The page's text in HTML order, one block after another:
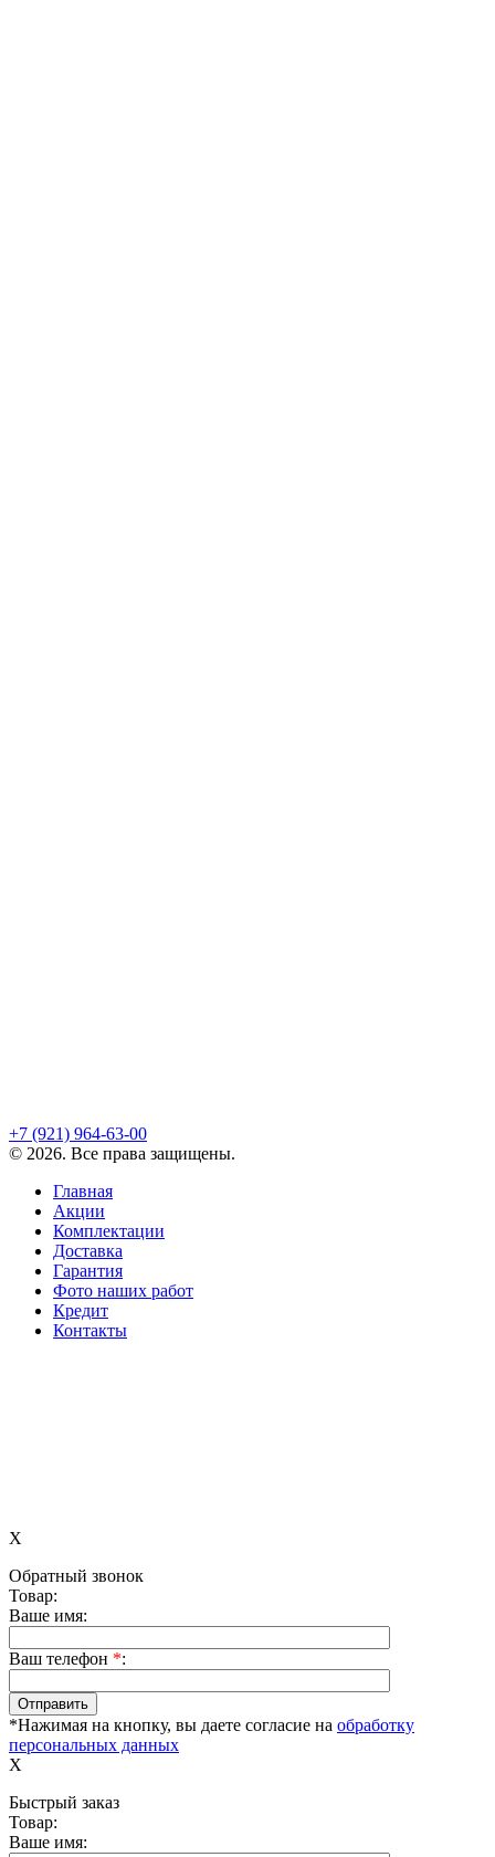
+7 (921) 964-63-00
© 2026. Все права защищены.
Главная
Акции
Комплектации
Доставка
Гарантия
Фото наших работ
Кредит
Контакты
X
Обратный звонок
Товар:
Ваше имя:
Ваш телефон *:
*Нажимая на кнопку, вы даете согласие на обработку
персональных данных
X
Быстрый заказ
Товар:
Ваше имя: